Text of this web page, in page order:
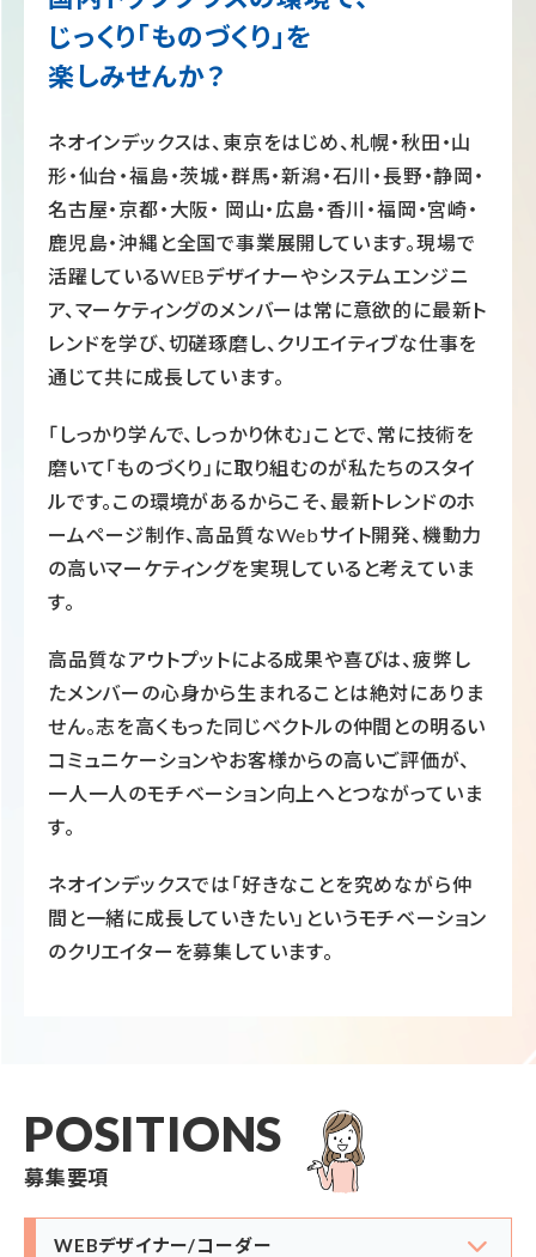
じっくり「ものづくり」を
楽しみせんか？
ネオインデックスは、東京をはじめ、札幌・秋田・山
形・仙台・福島・茨城・群馬・新潟・石川・長野・静岡・
名古屋・京都・大阪・ 岡山・広島・香川・福岡・宮崎・
鹿児島・沖縄と全国で事業展開しています。現場で
活躍しているWEBデザイナーやシステムエンジニ
ア、マーケティングのメンバーは常に意欲的に最新ト
レンドを学び、切磋琢磨し、クリエイティブな仕事を
通じて共に成長しています。
「しっかり学んで、しっかり休む」ことで、常に技術を
磨いて「ものづくり」に取り組むのが私たちのスタイ
ルです。この環境があるからこそ、最新トレンドのホ
ームページ制作、高品質なWebサイト開発、機動力
の高いマーケティングを実現していると考えていま
す。
高品質なアウトプットによる成果や喜びは、疲弊し
たメンバーの心身から生まれることは絶対にありま
せん。志を高くもった同じベクトルの仲間との明るい
コミュニケーションやお客様からの高いご評価が、
一人一人のモチベーション向上へとつながっていま
す。
ネオインデックスでは「好きなことを究めながら仲
間と一緒に成長していきたい」というモチベーション
のクリエイターを募集しています。
POSITIONS
募集要項
WEBデザイナー/コーダー